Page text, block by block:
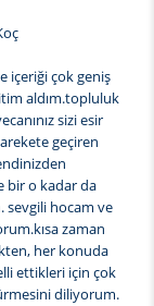
içeriği çok geniş
aldım.topluluk
sizi esir
geçiren
bir o kadar da
sevgili hocam ve
zaman
her konuda
ettikleri için çok
diliyorum.